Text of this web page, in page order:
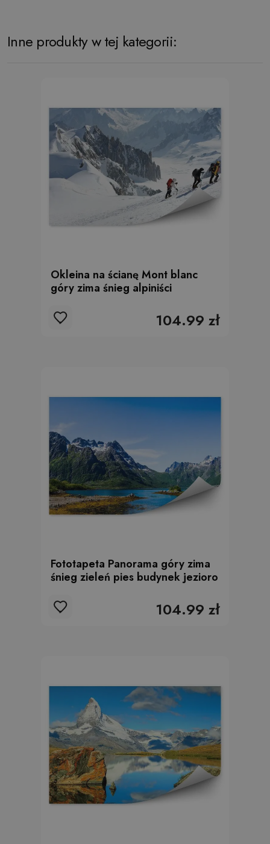
Inne produkty w tej kategorii:
Okleina na ścianę Mont blanc
góry zima śnieg alpiniści
104.99 zł
Fototapeta Panorama góry zima
śnieg zieleń pies budynek jezioro
104.99 zł